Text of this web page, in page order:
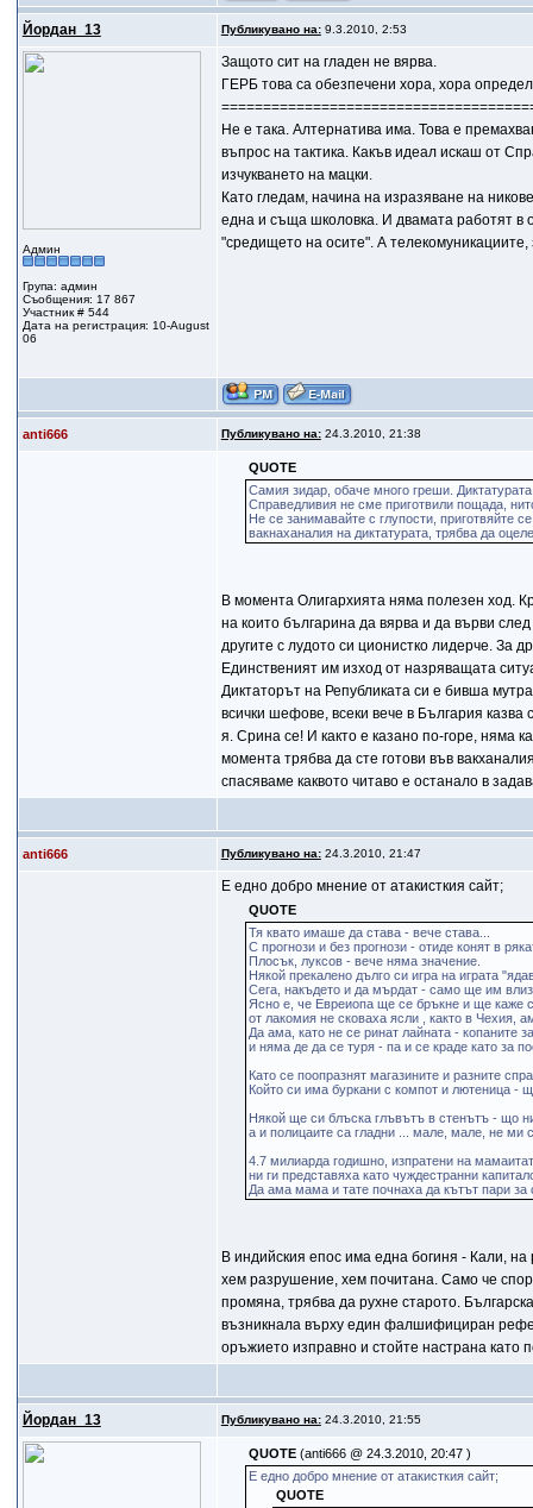
Йордан_13 Публикувано на:9.3.2010, 2:53
Админ
Група: админ
Съобщения: 17 867
Участник # 544
Дата на регистрация: 10-August
06
Защото сит на гладен не вярва.
ГЕРБ това са обезпечени хора, хора
Не е така. Алтернатива има. Това е
въпрос на тактика. Какъв идеал искаш от
изчукването на мацки.
Като гледам, начина на изразяване на
една и съща школовка. И двамата работят в
"средището на осите". А
anti666 Публикувано на:24.3.2010, 21:38
QUOTE
Самия зидар, обаче много греши.
Справедливия не сме приготвили пощада,
Не се занимавайте с глупости, приготвяйте
вакнаханалия на диктатурата, трябва да
В момента Олигархията няма полезен ход.
на които българина да вярва и да върви
другите с лудото си ционистко лидерче. За
Единственият им изход от назряващата
Диктаторът на Републиката си е бивша
всички шефове, всеки вече в България
я. Срина се! И както е казано по-горе, няма
момента трябва да сте готови във
спасяваме каквото читаво е останало в
anti666 Публикувано на:24.3.2010, 21:47
Е едно добро мнение от атакисткия сайт;
QUOTE
Тя квато имаше да става - вече става...
С прогнози и без прогнози - отиде конят в
Плосък, луксов - вече няма значение.
Някой прекалено дълго си игра на играта
Сега, накъдето и да мърдат - само ще им
Ясно е, че Евреиопа ще се бръкне и ще каже
от лакомия не сковаха ясли , както в Чехия,
Да ама, като не се ринат лайната - копаните
и няма де да се туря - па и се краде като за
Като се поопразнят магазините и разните
Който си има буркани с компот и лютеница -
Някой ще си блъска глъвътъ в стенътъ - що
а и полицаите са гладни ... мале, мале, не ми
4.7 милиарда годишно, изпратени на
ни ги представяха като чуждестранни
Да ама мама и тате почнаха да кътът пари
В индийския епос има една богиня - Кали,
хем разрушение, хем почитана. Само че
промяна, трябва да рухне старото.
възникнала върху един фалшифициран
оръжието изправно и стойте настрана като
Йордан_13 Публикувано на:24.3.2010, 21:55
QUOTE (anti666 @ 24.3.2010, 20:47 )
Е едно добро мнение от атакисткия сайт;
QUOTE